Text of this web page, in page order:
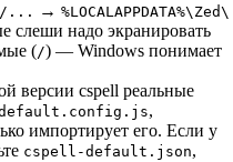
... →
слеши надо экранировать
(/) — Windows понимает
версии cspell реальные
,
импортирует его. Если у
cspell-default.json,